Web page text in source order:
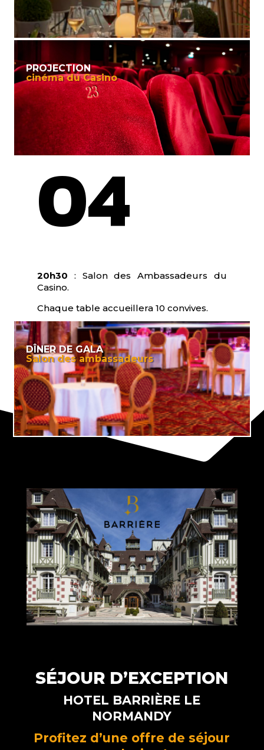
PROJECTION
cinéma du Casino
04
20h30 : Salon des Ambassadeurs du
Casino.
Chaque table accueillera 10 convives.
DÎNER DE GALA
Salon des ambassadeurs
SÉJOUR D’EXCEPTION
HOTEL BARRIÈRE LE
NORMANDY
Profitez d’une offre de séjour